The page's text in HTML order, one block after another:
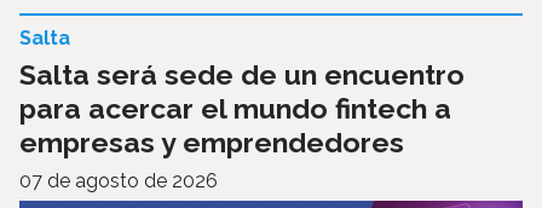
Salta será sede de un encuentro
para acercar el mundo fintech a
empresas y emprendedores
Salta
07 de agosto de 2026